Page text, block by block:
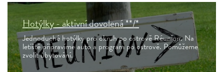
Hotýlky - aktivní dovolená **/*
Jednoduché hotýlky pro okruh po ostrově Réunion. Na
letiště připravíme auto a program po ostrově. Pomůžeme
zvolit ubytování.